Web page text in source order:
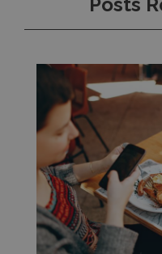
Soluciones
digitales
para
mejorar
servicio
en
terrazas